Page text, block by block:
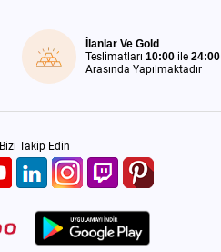
İlanlar Ve Gold
Teslimatları10:00 ile24:00
Arasında Yapılmaktadır
Bizi Takip Edin